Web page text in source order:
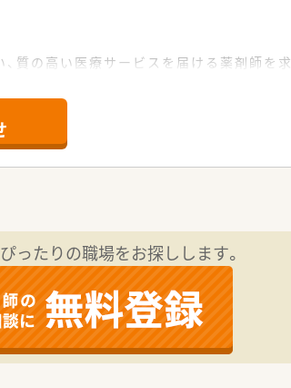
質の高い医療サービスを届ける薬剤師を求
。
ートいただくための研修です。
ったりの職場をお探しします。